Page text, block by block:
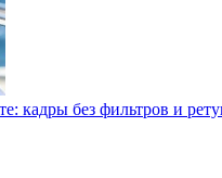
кадры без фильтров и